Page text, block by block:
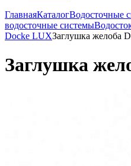
ГлавнаяКаталогВодосточные
водосточные системы
Docke LUXЗаглушка желоба
Заглушка